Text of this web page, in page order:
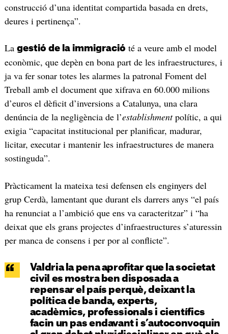
construcció d’una identitat compartida basada en drets,
deures i pertinença”.
La gestió de la immigració té a veure amb el model
econòmic, que depèn en bona part de les infraestructures, i
ja va fer sonar totes les alarmes la patronal Foment del
Treball amb el document que xifrava en 60.000 milions
d’euros el dèficit d’inversions a Catalunya, una clara
denúncia de la negligència de l’establishmentpolític, a qui
exigia “capacitat institucional per planificar, madurar,
licitar, executar i mantenir les infraestructures de manera
sostinguda”.
Pràcticament la mateixa tesi defensen els enginyers del
grup Cerdà, lamentant que durant els darrers anys “el país
ha renunciat a l’ambició que ens va caracteritzar” i “ha
deixat que els grans projectes d’infraestructures s’aturessin
per manca de consens i per por al conflicte”.
Valdria la pena aprofitar que la societat
civil es mostra ben disposada a
repensar el país perquè, deixant la
política de banda, experts,
acadèmics, professionals i científics
facin un pas endavant i s’autoconvoquin